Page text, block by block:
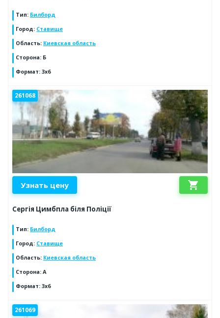
Тип: Билборд
Город: Ставище
Область: Киевская область
Сторона: Б
Формат: 3x6
261068
Узнать цену shopping_cart
Сергія Цимбпла біля Поліції
Тип: Билборд
Город: Ставище
Область: Киевская область
Сторона: A
Формат: 3x6
261069